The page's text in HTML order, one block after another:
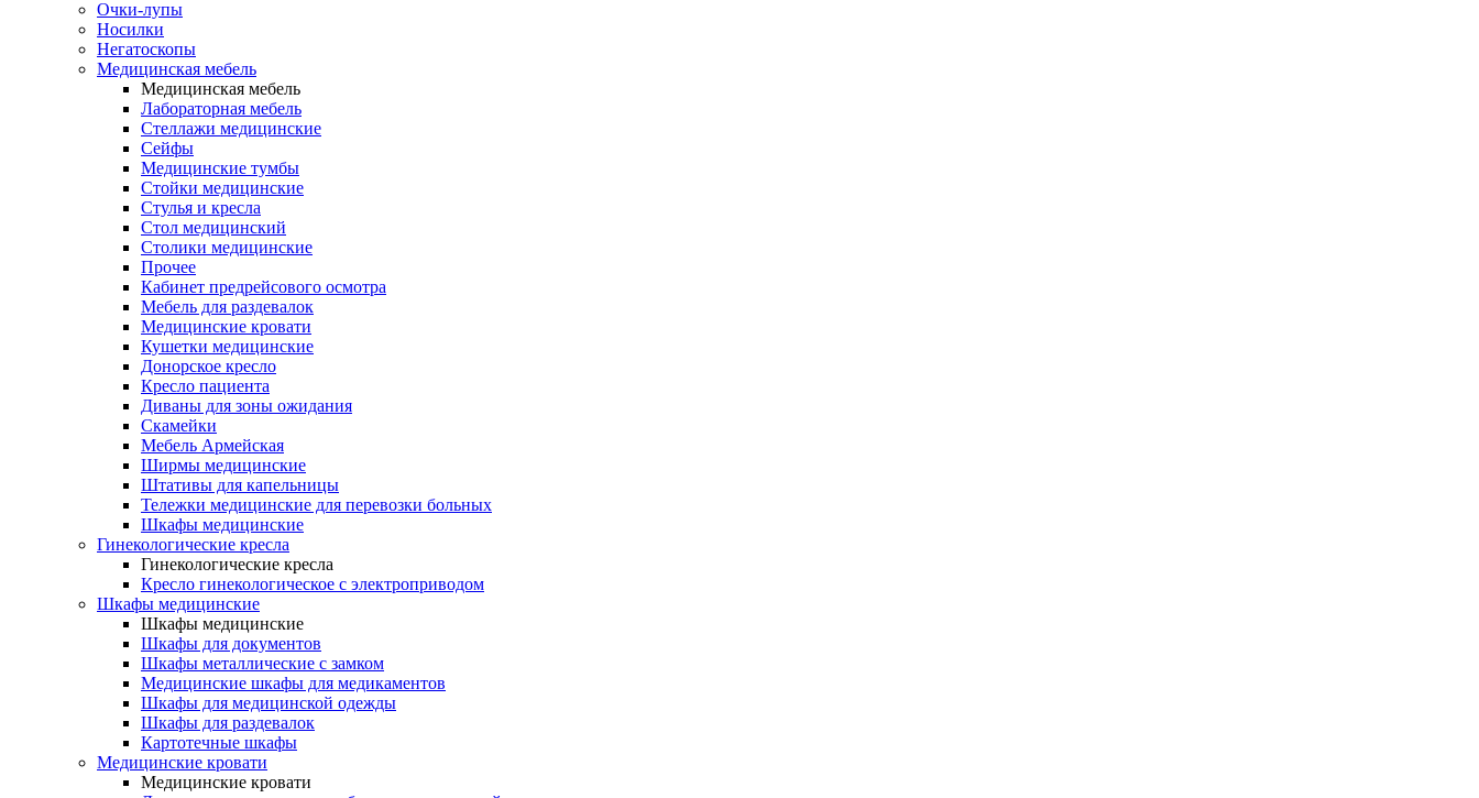
Очки-лупы
Носилки
Негатоскопы
Медицинская мебель
Медицинская мебель
Лабораторная мебель
Стеллажи медицинские
Сейфы
Медицинские тумбы
Стойки медицинские
Cтулья и кресла
Стол медицинский
Столики медицинские
Прочее
Кабинет предрейсового осмотра
Мебель для раздевалок
Медицинские кровати
Кушетки медицинские
Донорское кресло
Кресло пациента
Диваны для зоны ожидания
Скамейки
Мебель Армейская
Ширмы медицинские
Штативы для капельницы
Тележки медицинские для перевозки больных
Шкафы медицинские
Гинекологические кресла
Гинекологические кресла
Кресло гинекологическое с электроприводом
Шкафы медицинские
Шкафы медицинские
Шкафы для документов
Шкафы металлические с замком
Медицинские шкафы для медикаментов
Шкафы для медицинской одежды
Шкафы для раздевалок
Картотечные шкафы
Медицинские кровати
Медицинские кровати